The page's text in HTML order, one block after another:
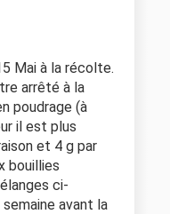
Mai à la récolte.
arrêté à la
poudrage (à
il est plus
et 4 g par
bouillies
ci-
avant la